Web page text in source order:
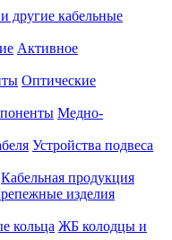
другие кабельные
Активное
Оптические
Медно-
Устройства подвеса
Кабельная продукция
изделия
ЖБ колодцы и